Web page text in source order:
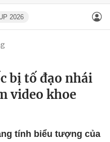
2026
bị tố đạo nhái
video khoe
tính biểu tượng của